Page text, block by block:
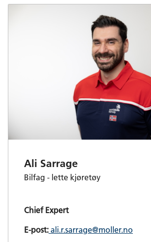
Ali Sarrage
Bilfag - lette kjøretøy
Chief Expert
E-post:ali.r.sarrage@moller.no